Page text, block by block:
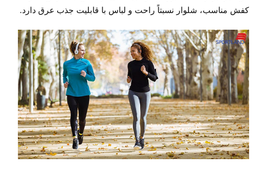
کفش مناسب، شلوار نسبتاً راحت و لباس با قابلیت جذب عرق دارد.